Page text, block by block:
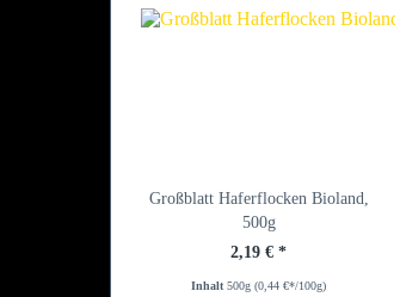
Großblatt Haferflocken Bioland,
500g
2,19 € *
Inhalt500g(0,44 €*/100g)